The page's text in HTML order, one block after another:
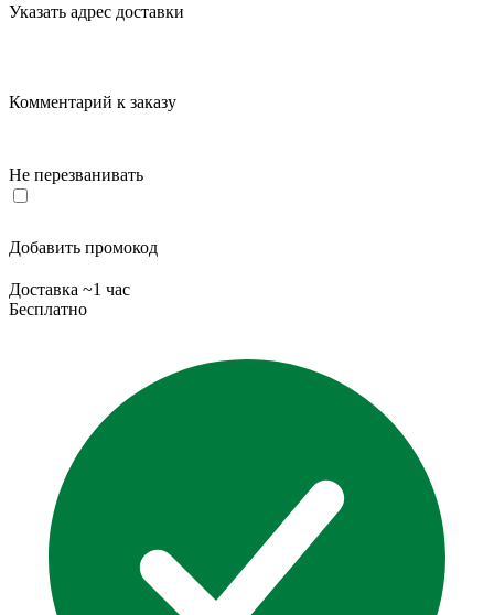
Указать адрес доставки
Комментарий к заказу
Не перезванивать
Добавить промокод
Доставка ~1 час
Бесплатно